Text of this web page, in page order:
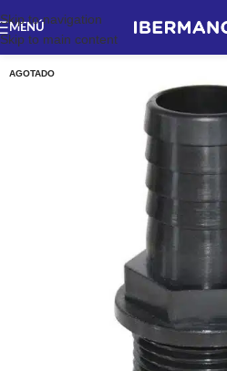
Skip to navigation
Skip to main content
MENÚ
AGOTADO